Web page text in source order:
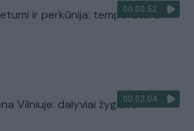
00:00:52
ir perkūnija: temperatūra
00:02:04
Vilniuje: dalyviai žygiavo